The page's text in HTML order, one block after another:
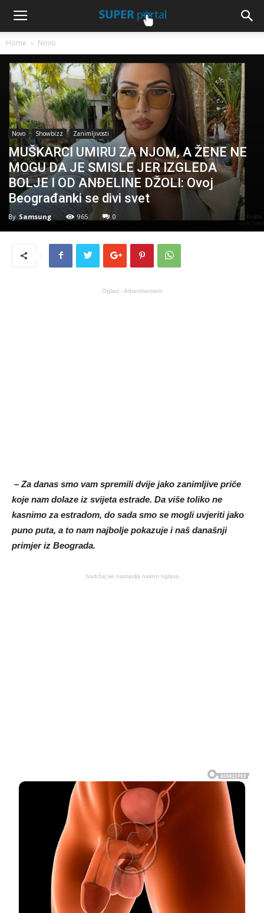
Home Novo
Novo Showbizz Zanimljivosti
MUŠKARCI UMIRU ZA NJOM, A ŽENE NE
MOGU DA JE SMISLE JER IZGLEDA
BOLJE I OD ANĐELINE DŽOLI: Ovoj
Beograđanki se divi svet
By Samsung 965 0
Oglasi - Advertisement
– Za danas smo vam spremili dvije jako zanimljive priče
koje nam dolaze iz svijeta estrade. Da više toliko ne
kasnimo za estradom, do sada smo se mogli uvjeriti jako
puno puta, a to nam najbolje pokazuje i naš današnji
primjer iz Beograda.
Sadržaj se nastavlja nakon oglasa